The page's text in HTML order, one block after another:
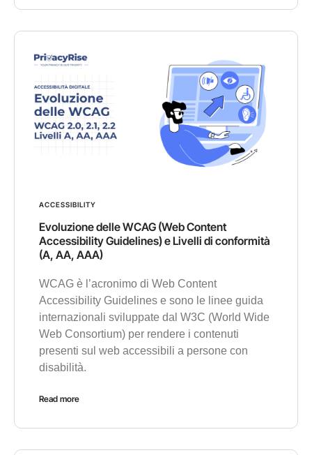
ACCESSIBILITY
Evoluzione delle WCAG (Web Content
Accessibility Guidelines) e Livelli di conformità
(A, AA, AAA)
WCAG è l’acronimo di Web Content
Accessibility Guidelines e sono le linee guida
internazionali sviluppate dal W3C (World Wide
Web Consortium) per rendere i contenuti
presenti sul web accessibili a persone con
disabilità.
Read more